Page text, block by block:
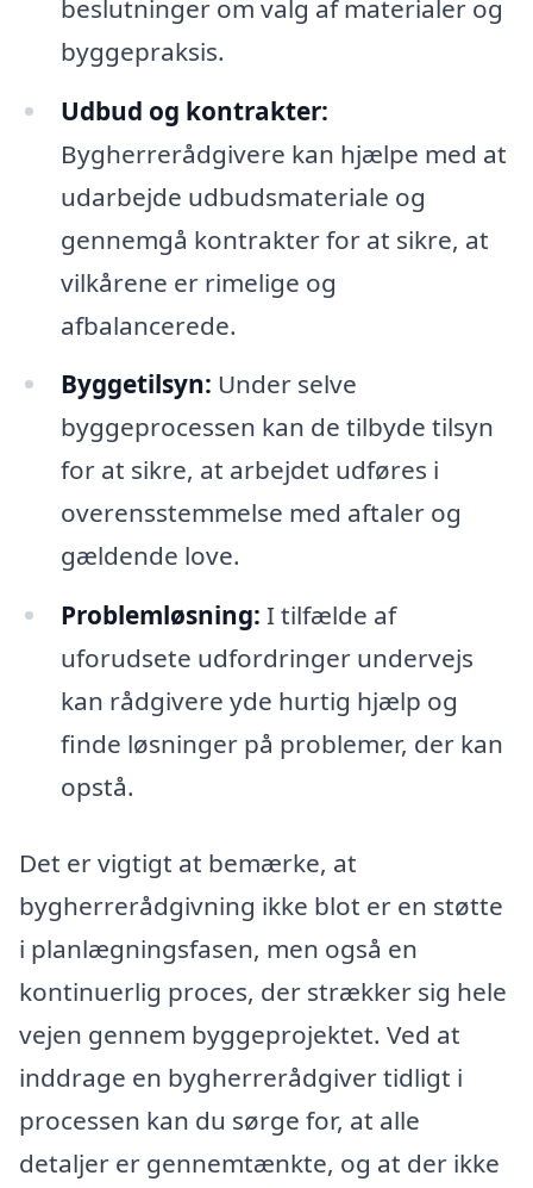
beslutninger om valg af materialer og
byggepraksis.
Udbud og kontrakter:
Bygherrerådgivere kan hjælpe med at
udarbejde udbudsmateriale og
gennemgå kontrakter for at sikre, at
vilkårene er rimelige og
afbalancerede.
Byggetilsyn: Under selve
byggeprocessen kan de tilbyde tilsyn
for at sikre, at arbejdet udføres i
overensstemmelse med aftaler og
gældende love.
Problemløsning: I tilfælde af
uforudsete udfordringer undervejs
kan rådgivere yde hurtig hjælp og
finde løsninger på problemer, der kan
opstå.
Det er vigtigt at bemærke, at
bygherrerådgivning ikke blot er en støtte
i planlægningsfasen, men også en
kontinuerlig proces, der strækker sig hele
vejen gennem byggeprojektet. Ved at
inddrage en bygherrerådgiver tidligt i
processen kan du sørge for, at alle
detaljer er gennemtænkte, og at der ikke